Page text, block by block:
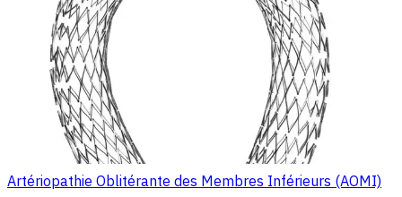
Artériopathie Oblitérante des Membres Inférieurs (AOMI)